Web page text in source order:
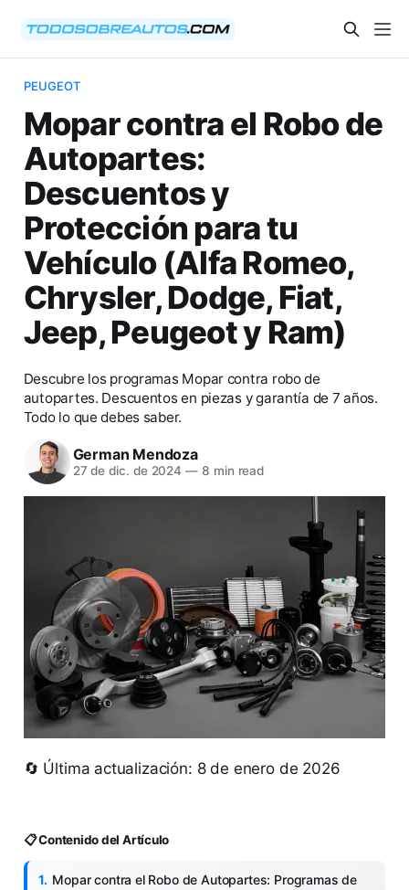
PEUGEOT
Mopar contra el Robo de
Autopartes:
Descuentos y
Protección para tu
Vehículo (Alfa Romeo,
Chrysler, Dodge, Fiat,
Jeep, Peugeot y Ram)
Descubre los programas Mopar contra robo de
autopartes. Descuentos en piezas y garantía de 7 años.
Todo lo que debes saber.
German Mendoza
27 de dic. de 2024 — 8 min read
🔄 Última actualización: 8 de enero de 2026
📋 Contenido del Artículo
Mopar contra el Robo de Autopartes: Programas de